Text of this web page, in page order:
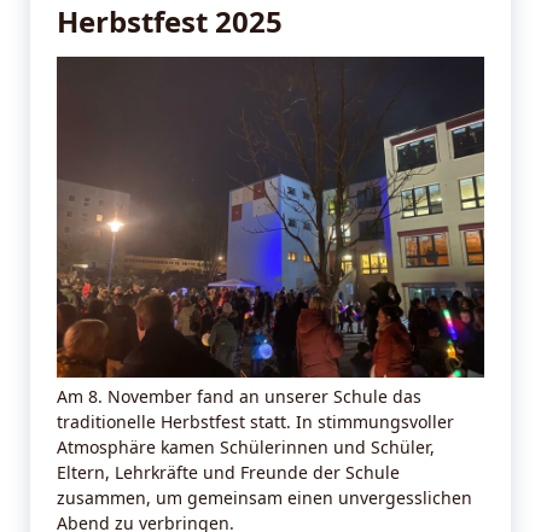
Herbstfest 2025
Am 8. November fand an unserer Schule das
traditionelle Herbstfest statt. In stimmungsvoller
Atmosphäre kamen Schülerinnen und Schüler,
Eltern, Lehrkräfte und Freunde der Schule
zusammen, um gemeinsam einen unvergesslichen
Abend zu verbringen.